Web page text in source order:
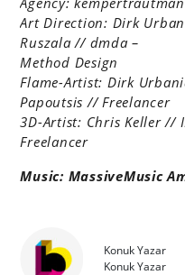
Art Direction: Dirk
Ruszala // dmda –
Method Design
Flame-Artist: Dirk
Papoutsis // Freelancer
3D-Artist: Chris Keller //
Freelancer
Music: MassiveMusic
Konuk Yazar
Konuk Yazar